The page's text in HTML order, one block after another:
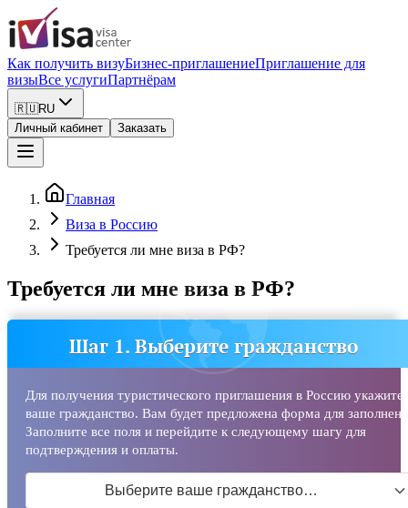
Как получить визуБизнес-приглашениеПриглашение для
визыВсе услугиПартнёрам
🇷🇺RU
Личный кабинет
Заказать
Главная
Виза в Россию
Требуется ли мне виза в РФ?
Требуется ли мне виза в РФ?
Шаг 1. Выберите гражданство
Для получения туристического приглашения в Россию укажите
ваше гражданство. Вам будет предложена форма для
Заполните все поля и перейдите к следующему шагу для
подтверждения и оплаты.
Выберите ваше гражданство…